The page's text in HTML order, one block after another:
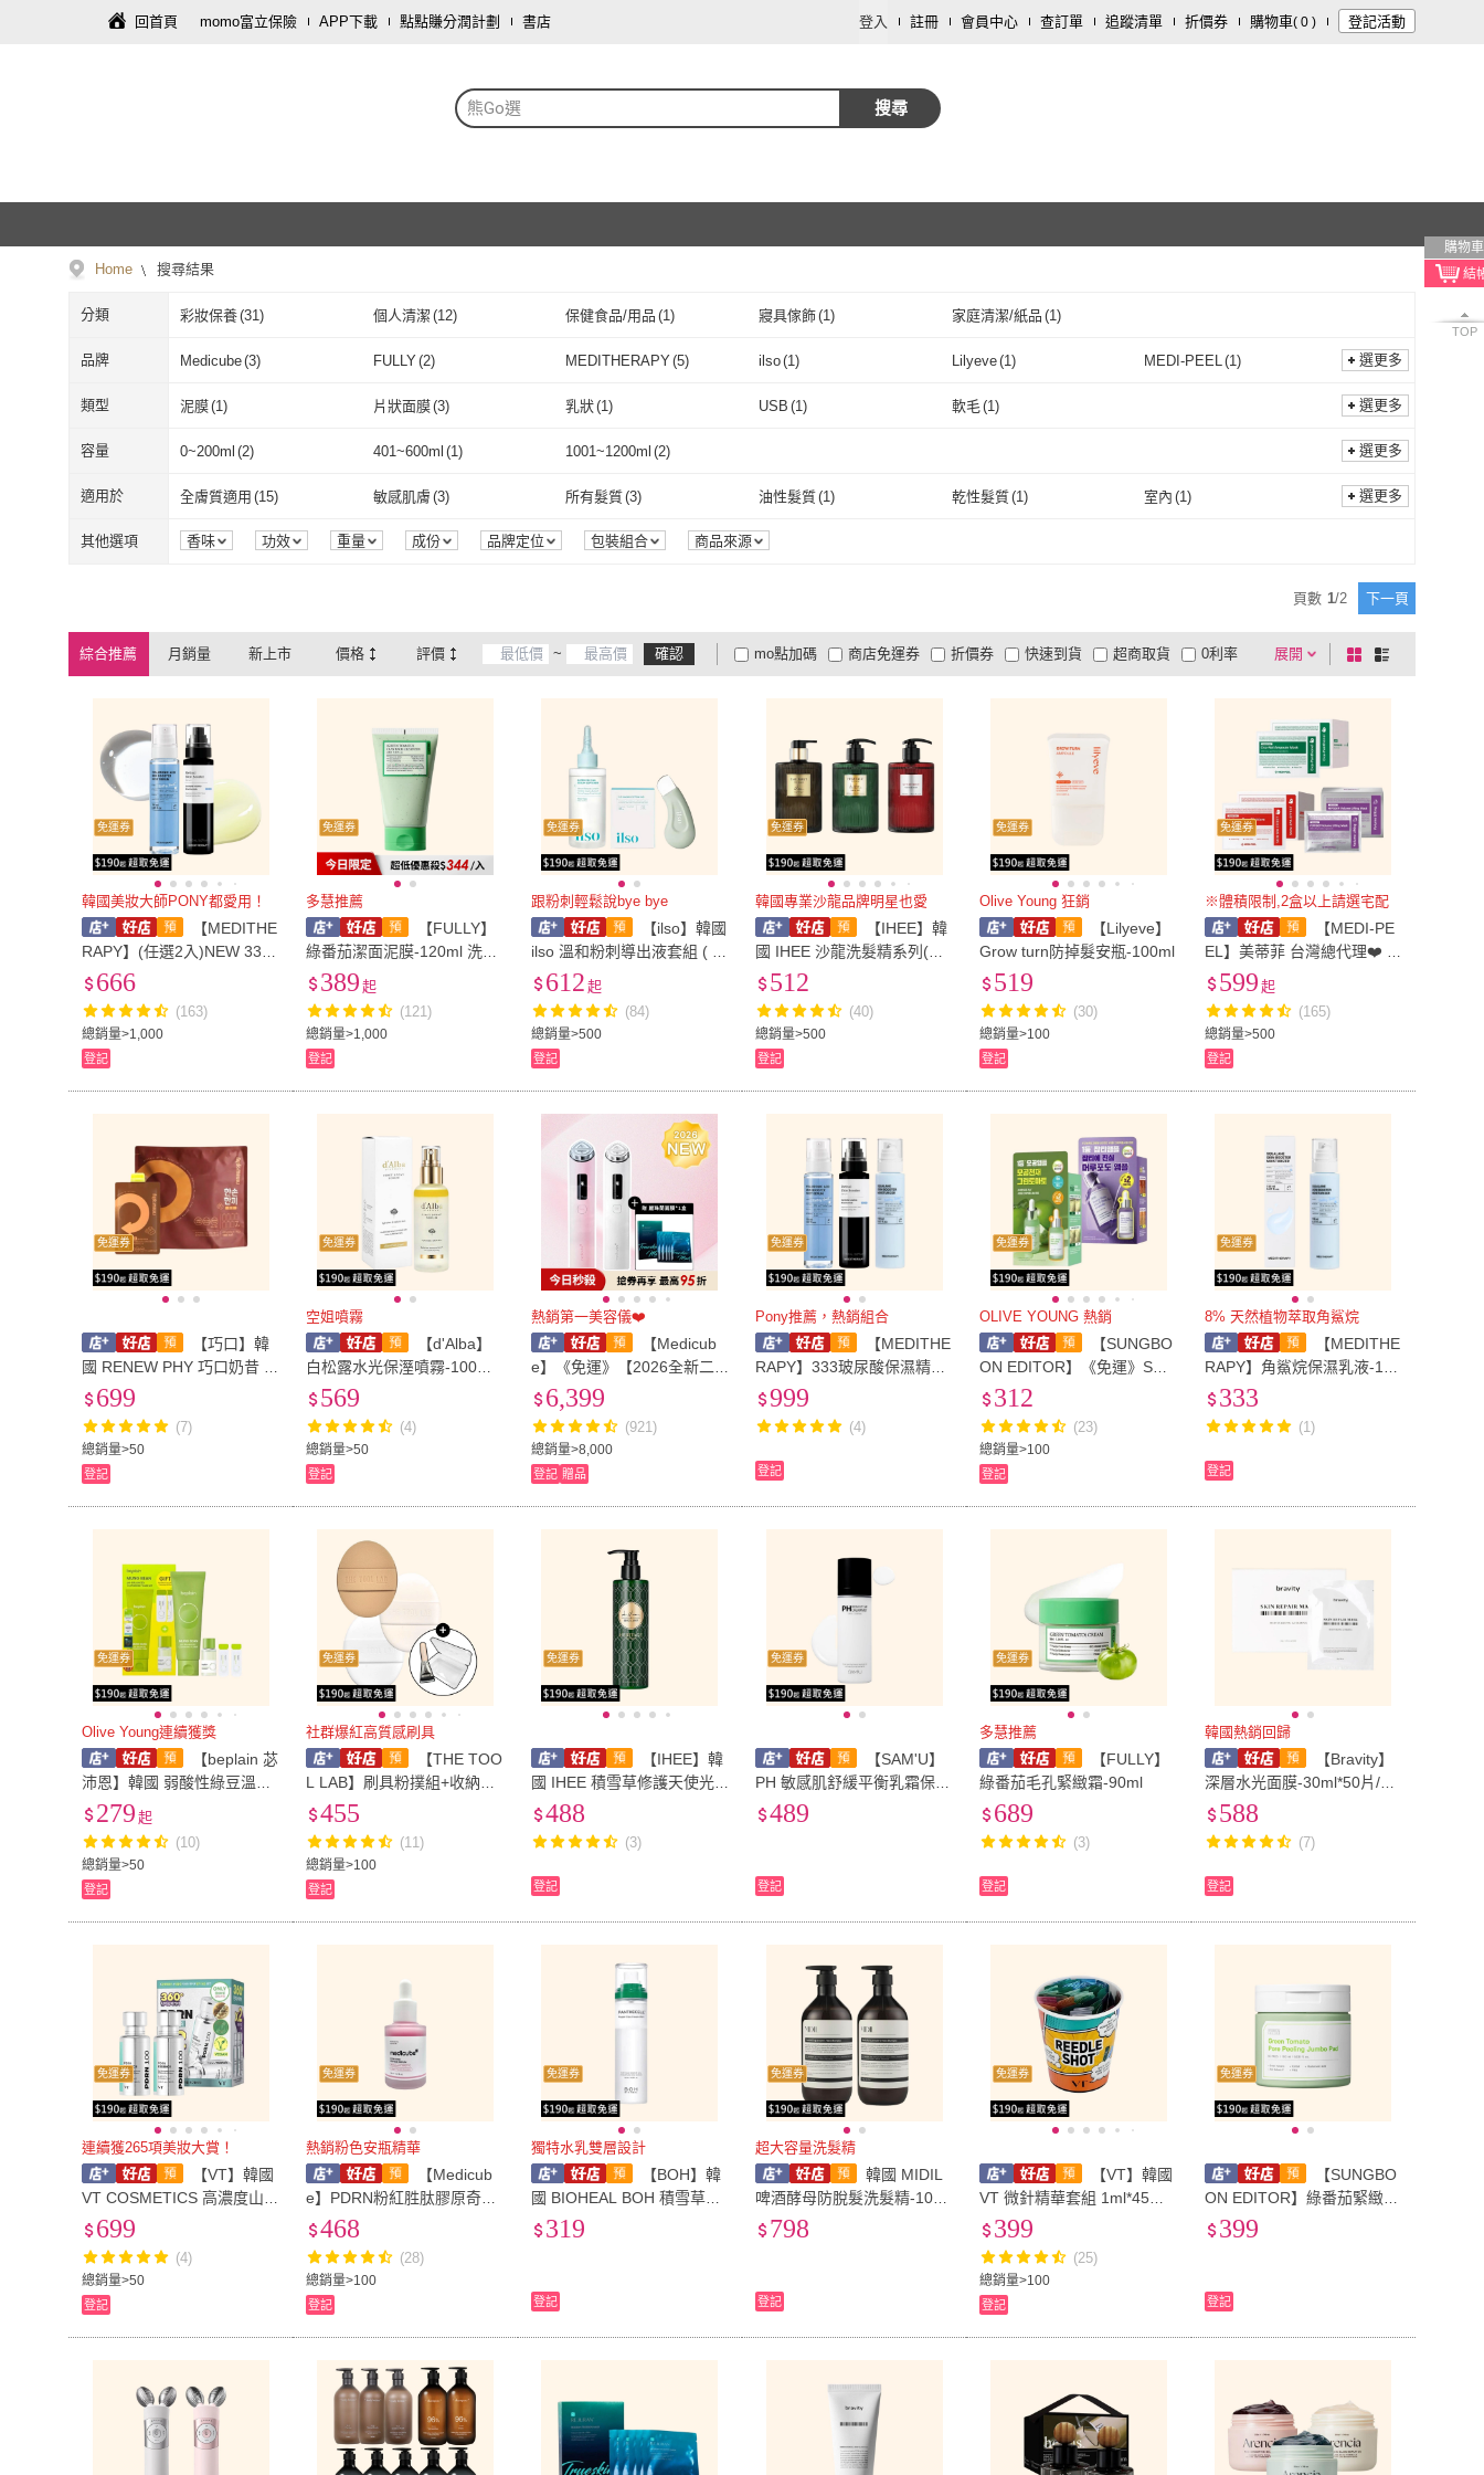
回首頁 momo富立保險 APP下載 點點賺分潤計劃 書店 登入 註冊 會員中心 查訂單 追蹤清單 折價券 購物車( 0 ) 登記活動
熊Go選 搜尋
購物車
TOP
Home 搜尋結果
分類 彩妝保養(31) 個人清潔 (12) 保健食品/用品 (1) 寢具傢飾(1) 家庭清潔/紙品 (1)
品牌 Medicube(3) FULLY(2) MEDITHERAPY(5) ilso(1) Lilyeve(1) MEDI-PEEL (1)
Mommy Care d'Alba(1) IHEE(3 巧口 (1) Bravity(
THE TOOL LAB VT(3) beplain 苾沛恩(1
REJURAN 麗珠蘭 SAM'U (3 ) OPTATUM 歐塔雲 roundlab(1)
Medicube FULLY( MEDITHERAPY
Mommy Care d'Alba (1) IHEE(3) SUNGBOON EDITOR(3)
THE TOOL LAB VT(3) beplain 苾沛恩 BOH Arencia
REJURAN 麗珠蘭 ) SAM'U(3 OPTATUM 歐塔雲(1)
選更多
類型 泥膜(1) 片狀面膜(3) 乳狀(1) USB (1) 軟毛 (1)
泥膜 ( 1) 片狀面膜 乳狀(1 )
選更多
容量 0~200ml (2) 401~600ml (1) 1001~1200ml (2)
0~200ml(2) 401~600ml 1001~1200ml
選更多
適用於 全膚質適用 (15) 敏感肌膚 (3) 所有髮質(3) 油性髮質(1) 乾性髮質(1) 室內 (1)
全膚質適用(15) 敏感肌膚 所有髮質
取消 選更多
其他選項 香味 功效 重量 成份 品牌定位 包裝組合 商品來源
頁數 1/2 下一頁
綜合推薦 月銷量 新上市 價格 評價 ~ 確認 展開
折價券
有影片
商品有量 電視購物
mo點加碼 快速到貨 超商取貨
大家電安心配
大家電快配
商店免運券 0利率
棋
盤
列
免運券
韓國美妝大師PONY都愛用！
【MEDITHE
RAPY】(任選2入)NEW 333
玻尿酸保濕精華-150ml & 抗
司貨
總銷量>1,000
666
(163)
登記
免運券
多慧推薦
【FULLY】
綠番茄潔面泥膜-120ml 洗面
乳面膜 2合一
總銷量>1,000
389 起
(121)
登記
免運券
跟粉刺輕鬆說bye bye
【ilso】韓國
ilso 溫和粉刺導出液套組 ( 溫
刺導出液150ml+化妝棉40枚
+多功能粉刺去除棒) (SHINe
e代言)
總銷量>500
612 起
(84)
登記
免運券
韓國專業沙龍品牌明星也愛
【IHEE】韓
國 IHEE 沙龍洗髮精系列(敏
感/控油/受損)
總銷量>500
512
(40)
登記
免運券
Olive Young 狂銷
【Lilyeve】
Grow turn防掉髮安瓶-100ml
總銷量>100
519
(30)
登記
免運券
※體積限制,2盒以上請選宅配
【MEDI-PE
EL】美蒂菲 台灣總代理❤️ 玫
瑰玻尿酸膠原蛋白/ 積雪草舒
緩/九胜肽緊緻 面膜50片/盒
(保濕/補水/緊緻)
總銷量>500
599 起
(165)
登記
免運券
【巧口】韓
國 RENEW PHY 巧口奶昔 6
0g*7袋
總銷量>50
699
(7)
登記
免運券
空姐噴霧
【d'Alba】
白松露水光保溼噴霧-100ml
(空姐噴霧)
總銷量>50
569
(4)
登記
熱銷第一美容儀❤️
【Medicub
e】《免運》【2026全新二
代】AGE-R Booster Pro X2
九合一多功能美容儀（粉、
白）
總銷量>8,000
6,399
(921)
登記 贈品
免運券
Pony推薦，熱銷組合
【MEDITHE
RAPY】333玻尿酸保濕精華-
150ml + 修護A醛精華-150ml
入一組)
999
(4)
登記
免運券
OLIVE YOUNG 熱銷
【SUNGBO
ON EDITOR】《免運》SUN
GBOON EDITOR 精華套組
總銷量>100
312
(23)
登記
免運券
8% 天然植物萃取角鯊烷
【MEDITHE
RAPY】角鯊烷保濕乳液-150
ml333
(1)
登記
免運券
Olive Young連續獲獎
【beplain 苾
沛恩】韓國 弱酸性綠豆溫和
洗面套裝 (洗面乳80ml+卸妝
油10ml+毛孔精華1ml*2)
總銷量>50
279 起
(10)
登記
免運券
社群爆紅高質感刷具
【THE TOO
L LAB】刷具粉撲組+收納盒
OliveYoung
總銷量>100
455
(11)
登記
免運券
【IHEE】韓
國 IHEE 積雪草修護天使光
圈護髮素-235ml
488
(3)
登記
免運券
【SAM'U】
PH 敏感肌舒緩平衡乳霜保濕
噴霧-100ml
489
登記
免運券
多慧推薦
【FULLY】
綠番茄毛孔緊緻霜-90ml
689
(3)
登記
韓國熱銷回歸
【Bravity】
深層水光面膜-30ml*50片/盒
(韓國 保濕面膜 補水 積雪草
588
(7)
登記
免運券
連續獲265項美妝大賞！
【VT】韓國
VT COSMETICS 高濃度山蔘
植萃精華 - 雙入組
總銷量>50
699
(4)
登記
免運券
熱銷粉色安瓶精華
【Medicub
e】PDRN粉紅胜肽膠原奇肌
安瓶-30ml
總銷量>100
468
(28)
登記
免運券
獨特水乳雙層設計
【BOH】韓
國 BIOHEAL BOH 積雪草保
濕噴霧乳液-120ml
319
登記
免運券
超大容量洗髮精
韓國 MIDIL
啤酒酵母防脫髮洗髮精-1015
g (兩入組)
798
登記
免運券
【VT】韓國
VT 微針精華套組 1ml*45包
大禮包
總銷量>100
399
(25)
登記
免運券
【SUNGBO
ON EDITOR】綠番茄緊緻毛
孔去角質棉片-60片
399
登記